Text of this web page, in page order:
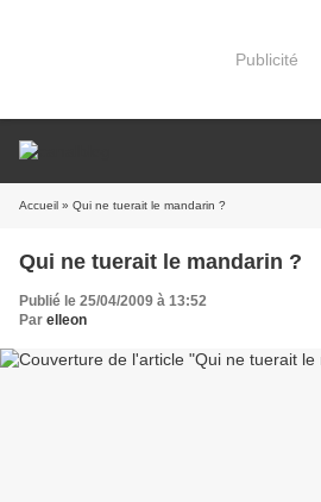
Publicité
Accueil » Qui ne tuerait le mandarin ?
Qui ne tuerait le mandarin ?
Publié le 25/04/2009 à 13:52
Par elleon